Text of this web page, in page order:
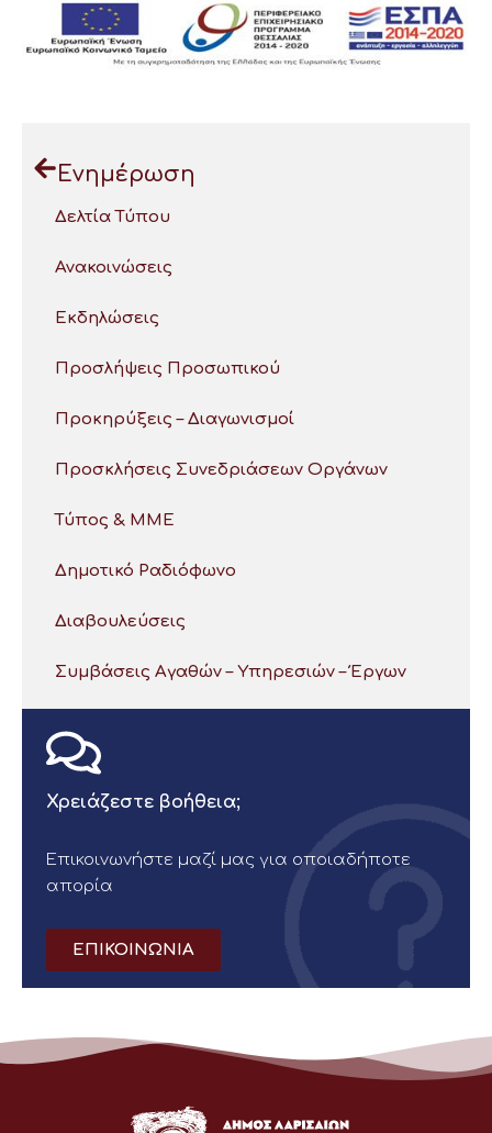
Ενημέρωση
Δελτία Τύπου
Ανακοινώσεις
Εκδηλώσεις
Προσλήψεις Προσωπικού
Προκηρύξεις – Διαγωνισμοί
Προσκλήσεις Συνεδριάσεων Οργάνων
Τύπος & ΜΜΕ
Δημοτικό Ραδιόφωνο
Διαβουλεύσεις
Συμβάσεις Αγαθών – Υπηρεσιών – Έργων
Χρειάζεστε βοήθεια;
Επικοινωνήστε μαζί μας για οποιαδήποτε
απορία
ΕΠΙΚΟΙΝΩΝΙΑ